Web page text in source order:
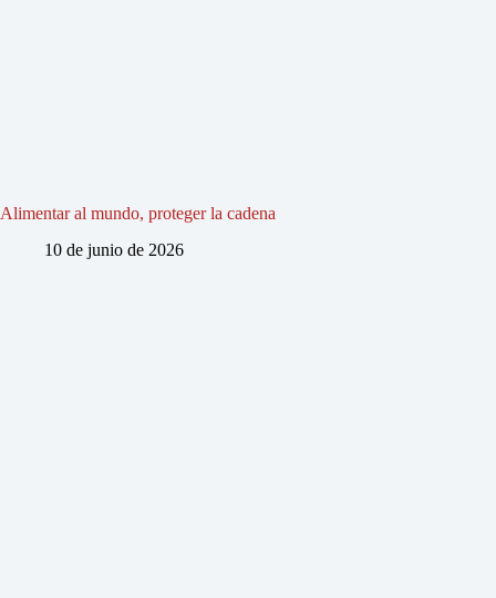
Alimentar al mundo, proteger la cadena
10 de junio de 2026